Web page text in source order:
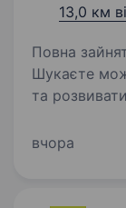
13,0 км
Повна
Шукаєте
та
торгово-
вчора